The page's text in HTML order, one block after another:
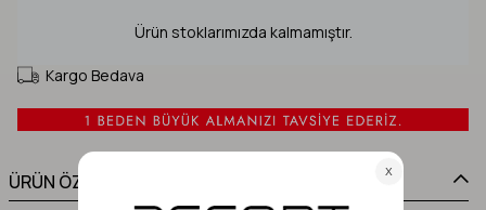
Ürün stoklarımızda kalmamıştır.
Kargo Bedava
ÜRÜN ÖZELLİKLERİ